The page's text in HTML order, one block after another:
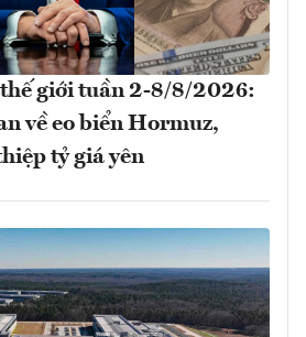
giới tuần 2-8/8/2026:
về eo biển Hormuz,
tỷ giá yên